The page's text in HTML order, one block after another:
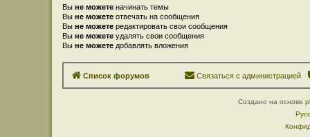
Вы не можете начинать темы
Вы не можете отвечать на сообщения
Вы не можете редактировать свои сообщения
Вы не можете удалять свои сообщения
Вы не можете добавлять вложения
Список форумов Связаться с администрацией
Создано на основе